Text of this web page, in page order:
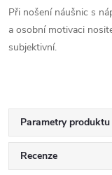
Při nošení náušnic s
a osobní motivaci
subjektivní.
Parametry produktu
Recenze